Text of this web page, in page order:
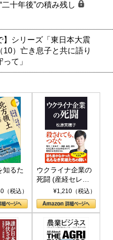
二十年後”の積み残し
】シリーズ「東日本大震
）亡き息子と共に語り
て」
知るた
（税込）
ウクライナ企業の
死闘 (産経セレク
ト S 039)¥1,210（税込）